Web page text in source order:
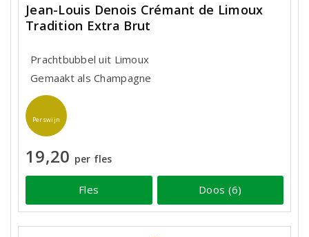
Jean-Louis Denois Crémant de Limoux
Tradition Extra Brut
Prachtbubbel uit Limoux
Gemaakt als Champagne
Perswijn
19,20 per fles
Fles Doos (6)